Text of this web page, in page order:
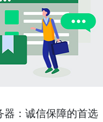
器：诚信保障的首选